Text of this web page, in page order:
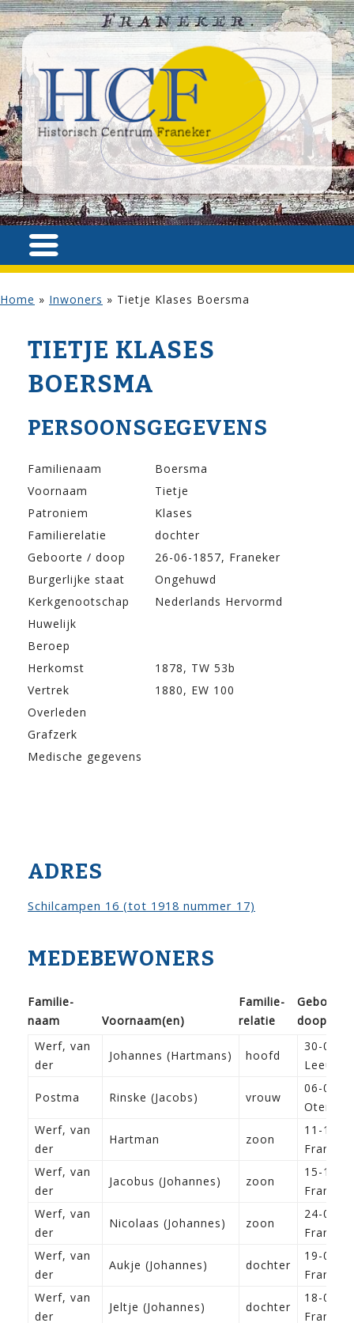
Home » Inwoners » Tietje Klases Boersma
TIETJE KLASES
BOERSMA
PERSOONSGEGEVENS
Familienaam
Boersma
Voornaam
Tietje
Patroniem
Klases
Familierelatie
dochter
Geboorte / doop
26-06-1857, Franeker
Burgerlijke staat
Ongehuwd
Kerkgenootschap
Nederlands Hervormd
Huwelijk
Beroep
Herkomst
1878, TW 53b
Vertrek
1880, EW 100
Overleden
Grafzerk
Medische gegevens
ADRES
Schilcampen 16 (tot 1918 nummer 17)
MEDEBEWONERS
Familie­
naam
Voor­naam(en)
Familie­
relatie
doop
Werf, van
der
Johannes (Hartmans) hoofd
30-05-
Postma Rinske (Jacobs) vrouw
06-05-
Werf, van
der
Hartman zoon
11-10-
Werf, van
der
Jacobus (Johannes) zoon
15-12-
Werf, van
der
Nicolaas (Johannes) zoon
24-02-
Werf, van
der
Aukje (Johannes) dochter
19-02-
Werf, van
der
Jeltje (Johannes) dochter
18-04-